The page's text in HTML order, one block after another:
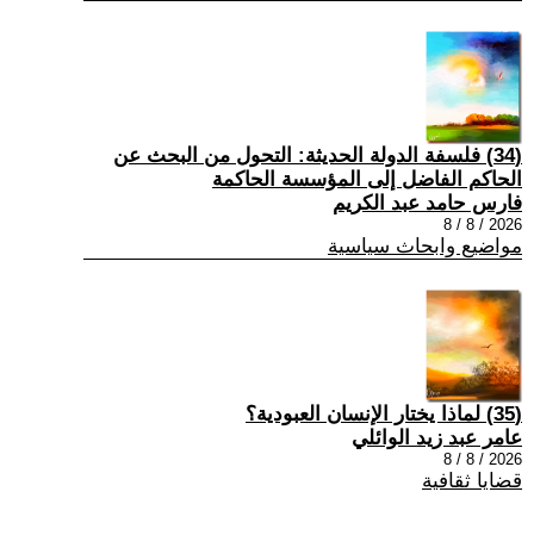
(34) فلسفة الدولة الحديثة: التحول من البحث عن
الحاكم الفاضل إلى المؤسسة الحاكمة
فارس حامد عبد الكريم
2026 / 8 / 8
مواضيع وابحاث سياسية
(35) لماذا يختار الإنسان العبودية؟
عامر عبد زيد الوائلي
2026 / 8 / 8
قضايا ثقافية